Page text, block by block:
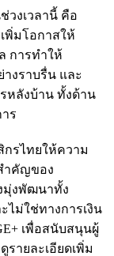
วงเวลานี้ คือ
เพิ่มโอกาสให้
การทำให้
างราบรื่น และ
หลังบ้าน ทั้งด้าน
ร
รไทยให้ความ
ำคัญของ
มุ่งพัฒนาทั้ง
ไม่ใช่ทางการเงิน
เพื่อสนับสนุนผู้
ายละเอียดเพิ่ม